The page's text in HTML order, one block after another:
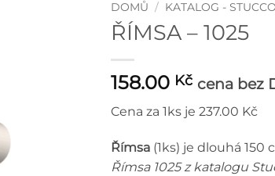
DOMŮ / KATALOG -
ŘÍMSA – 1025
158.00 Kč cena bez
Cena za 1ks je 237.00 Kč
Římsa (1ks) je dlouhá 150
Římsa 1025 z katalogu